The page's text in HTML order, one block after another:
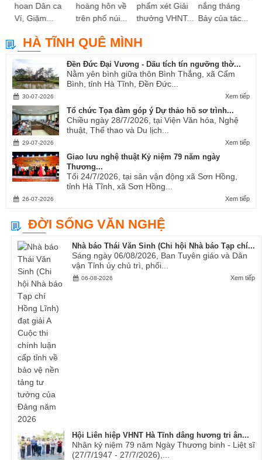
hoan Dân ca
Ví, Giặm...
hoàng hôn về
trên phố núi...
phẩm xét Giải
thưởng VHNT...
nắng tháng
Bảy của tác...
HÀ TĨNH QUÊ MÌNH
Đền Đức Đại Vương - Dấu tích tín ngưỡng thờ...
Nằm yên bình giữa thôn Bình Thắng, xã Cẩm
Bình, tỉnh Hà Tĩnh, Đền Đức...
Xem tiếp
30-07-2026
Tổ chức Tọa đàm góp ý Dự thảo hồ sơ trình...
Chiều ngày 28/7/2026, tại Viện Văn hóa, Nghệ
thuật, Thể thao và Du lịch...
Xem tiếp
29-07-2026
Giao lưu nghệ thuật Kỷ niệm 79 năm ngày
Thương...
Tối 24/7/2026, tại sân vận động xã Sơn Hồng,
tỉnh Hà Tĩnh, xã Sơn Hồng...
Xem tiếp
26-07-2026
ĐỜI SỐNG VĂN NGHỆ
Nhà báo Thái Văn Sinh (Chi hội Nhà báo Tạp chí...
Sáng ngày 06/08/2026, Ban Tuyên giáo và Dân
vận Tỉnh ủy chủ trì, phối...
Xem tiếp
06-08-2026
Hội Liên hiệp VHNT Hà Tĩnh dâng hương tri ân...
Nhân kỷ niệm 79 năm Ngày Thương binh - Liệt sĩ
(27/7/1947 - 27/7/2026),...